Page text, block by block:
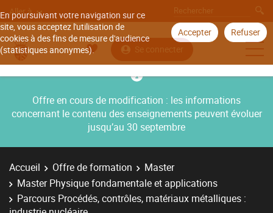
En poursuivant votre navigation sur ce
site, vous acceptez l'utilisation de
cookies à des fins de mesure d'audience
(statistiques anonymes).
Accepter Refuser
Aller à
Se connecter
Offre en cours de modification : les informations
concernant le contenu des enseignements peuvent évoluer
jusqu’au 30 septembre
Accueil Offre de formation
Master
Master Physique fondamentale et applications
Parcours Procédés, contrôles, matériaux métalliques :